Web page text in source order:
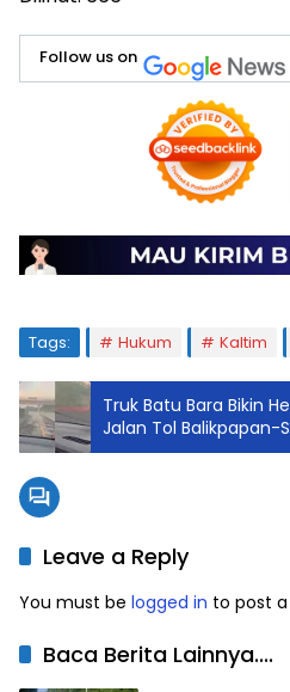
Follow us on
Tags: Hukum Kaltim
Truk Batu Bara Bikin
Jalan Tol Balikpapan-
Tumpah
Leave a Reply
You must be logged in to post
Baca Berita Lainnya....